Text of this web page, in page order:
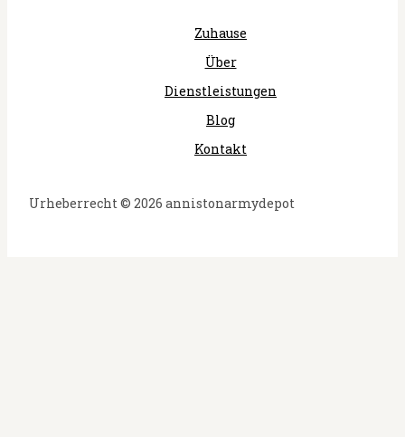
Zuhause
Über
Dienstleistungen
Blog
Kontakt
Urheberrecht © 2026 annistonarmydepot